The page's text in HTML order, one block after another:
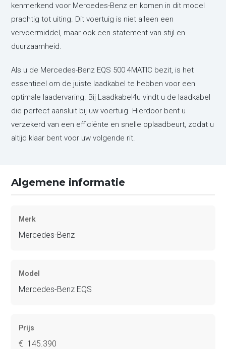
kenmerkend voor Mercedes-Benz en komen in dit model
prachtig tot uiting. Dit voertuig is niet alleen een
vervoermiddel, maar ook een statement van stijl en
duurzaamheid.
Als u de Mercedes-Benz EQS 500 4MATIC bezit, is het
essentieel om de juiste laadkabel te hebben voor een
optimale laadervaring. Bij Laadkabel4u vindt u de laadkabel
die perfect aansluit bij uw voertuig. Hierdoor bent u
verzekerd van een efficiënte en snelle oplaadbeurt, zodat u
altijd klaar bent voor uw volgende rit.
Algemene informatie
Merk
Mercedes-Benz
Model
Mercedes-Benz EQS
Prijs
€ 145.390